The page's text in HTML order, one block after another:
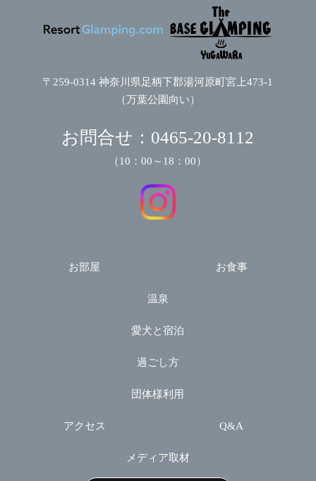
〒259-0314 神奈川県足柄下郡湯河原町宮上473-1
（万葉公園向い）
お問合せ： 0465-20-8112
（10：00～18：00）
お部屋 お食事
温泉
愛犬と宿泊
過ごし方
団体様利用
アクセス Q&A
メディア取材